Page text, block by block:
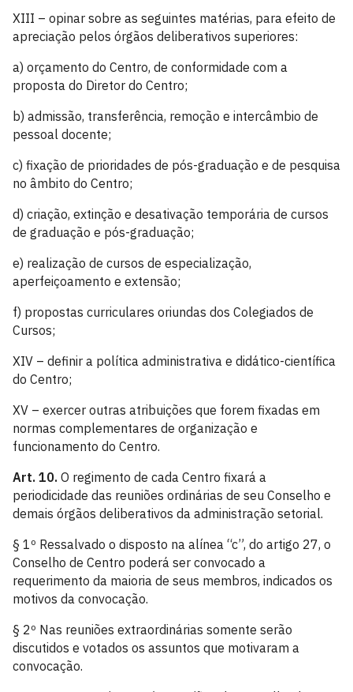
XIII – opinar sobre as seguintes matérias, para efeito de
apreciação pelos órgãos deliberativos superiores:
a) orçamento do Centro, de conformidade com a
proposta do Diretor do Centro;
b) admissão, transferência, remoção e intercâmbio de
pessoal docente;
c) fixação de prioridades de pós-graduação e de pesquisa
no âmbito do Centro;
d) criação, extinção e desativação temporária de cursos
de graduação e pós-graduação;
e) realização de cursos de especialização,
aperfeiçoamento e extensão;
f) propostas curriculares oriundas dos Colegiados de
Cursos;
XIV – definir a política administrativa e didático-científica
do Centro;
XV – exercer outras atribuições que forem fixadas em
normas complementares de organização e
funcionamento do Centro.
Art. 10. O regimento de cada Centro fixará a
periodicidade das reuniões ordinárias de seu Conselho e
demais órgãos deliberativos da administração setorial.
§ 1º Ressalvado o disposto na alínea “c”, do artigo 27, o
Conselho de Centro poderá ser convocado a
requerimento da maioria de seus membros, indicados os
motivos da convocação.
§ 2º Nas reuniões extraordinárias somente serão
discutidos e votados os assuntos que motivaram a
convocação.